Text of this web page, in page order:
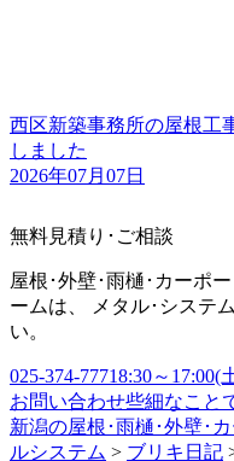
西区新築事務所の屋根工
しました
2026年07月07日
無料見積り･ご相談
屋根･外壁･雨樋･カーポ
ームは、 メタル･システ
い。
025-374-77718:30～17:00(
お問い合わせ些細なこと
新潟の屋根･雨樋･外壁･
ルシステム > ブリキ日記